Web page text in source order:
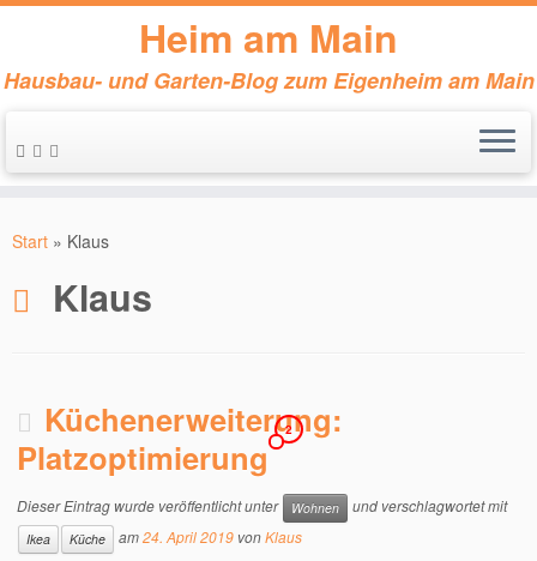
Inhalt
Heim am Main
Hausbau- und Garten-Blog zum Eigenheim am Main
Start » Klaus
Klaus
Küchenerweiterung:
Platzoptimierung
2
Dieser Eintrag wurde veröffentlicht unter Wohnen und verschlagwortet mit
Ikea Küche am24. April 2019 vonKlaus